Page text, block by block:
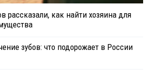
рассказали, как найти хозяина для
зубов: что подорожает в России